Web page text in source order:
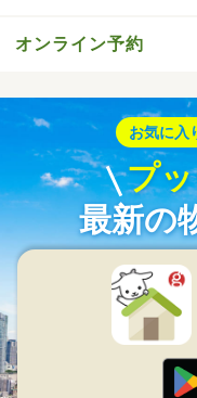
オンライン予約
お気に入
プ
最新の